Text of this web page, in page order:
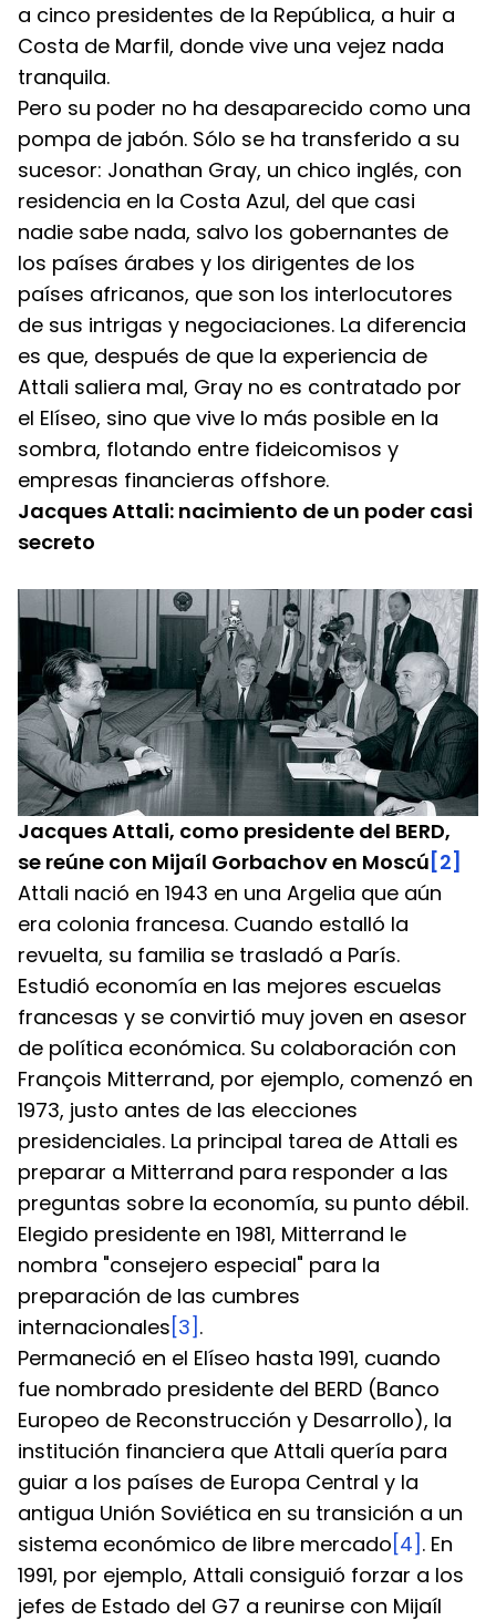
a cinco presidentes de la República, a huir a
Costa de Marfil, donde vive una vejez nada
tranquila.
Pero su poder no ha desaparecido como una
pompa de jabón. Sólo se ha transferido a su
sucesor: Jonathan Gray, un chico inglés, con
residencia en la Costa Azul, del que casi
nadie sabe nada, salvo los gobernantes de
los países árabes y los dirigentes de los
países africanos, que son los interlocutores
de sus intrigas y negociaciones. La diferencia
es que, después de que la experiencia de
Attali saliera mal, Gray no es contratado por
el Elíseo, sino que vive lo más posible en la
sombra, flotando entre fideicomisos y
empresas financieras offshore.
Jacques Attali: nacimiento de un poder casi
secreto
Jacques Attali, como presidente del BERD,
se reúne con Mijaíl Gorbachov en Moscú [2]
Attali nació en 1943 en una Argelia que aún
era colonia francesa. Cuando estalló la
revuelta, su familia se trasladó a París.
Estudió economía en las mejores escuelas
francesas y se convirtió muy joven en asesor
de política económica. Su colaboración con
François Mitterrand, por ejemplo, comenzó en
1973, justo antes de las elecciones
presidenciales. La principal tarea de Attali es
preparar a Mitterrand para responder a las
preguntas sobre la economía, su punto débil.
Elegido presidente en 1981, Mitterrand le
nombra "consejero especial" para la
preparación de las cumbres
internacionales [3] .
Permaneció en el Elíseo hasta 1991, cuando
fue nombrado presidente del BERD (Banco
Europeo de Reconstrucción y Desarrollo), la
institución financiera que Attali quería para
guiar a los países de Europa Central y la
antigua Unión Soviética en su transición a un
sistema económico de libre mercado [4] . En
1991, por ejemplo, Attali consiguió forzar a los
jefes de Estado del G7 a reunirse con Mijaíl